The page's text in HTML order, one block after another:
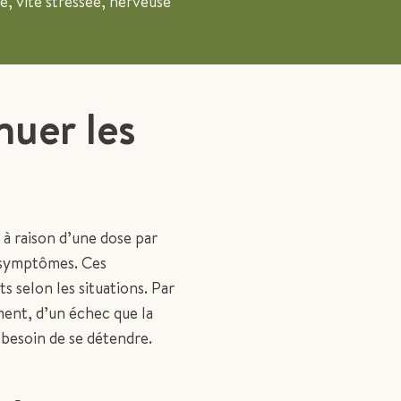
les
raison d’une dose par
Ces
selon les situations. Par
d’un échec que la
de se détendre.